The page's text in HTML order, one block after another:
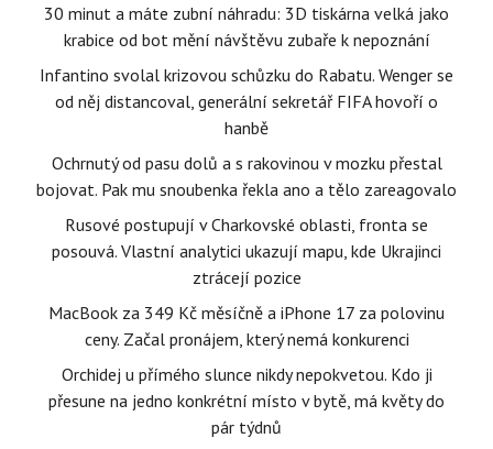
30 minut a máte zubní náhradu: 3D tiskárna velká jako
krabice od bot mění návštěvu zubaře k nepoznání
Infantino svolal krizovou schůzku do Rabatu. Wenger se
od něj distancoval, generální sekretář FIFA hovoří o
hanbě
Ochrnutý od pasu dolů a s rakovinou v mozku přestal
bojovat. Pak mu snoubenka řekla ano a tělo zareagovalo
Rusové postupují v Charkovské oblasti, fronta se
posouvá. Vlastní analytici ukazují mapu, kde Ukrajinci
ztrácejí pozice
MacBook za 349 Kč měsíčně a iPhone 17 za polovinu
ceny. Začal pronájem, který nemá konkurenci
Orchidej u přímého slunce nikdy nepokvetou. Kdo ji
přesune na jedno konkrétní místo v bytě, má květy do
pár týdnů